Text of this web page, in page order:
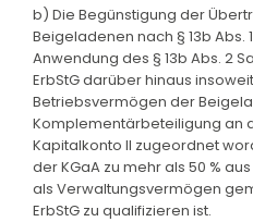
b) Die Begünstigung der
Beigeladenen nach § 13b Abs.
Anwendung des § 13b Abs. 2
ErbStG darüber hinaus
Betriebsvermögen der
Komplementärbeteiligung an
Kapitalkonto II zugeordnet
der KGaA zu mehr als 50 %
als Verwaltungsvermögen
ErbStG zu qualifizieren ist.